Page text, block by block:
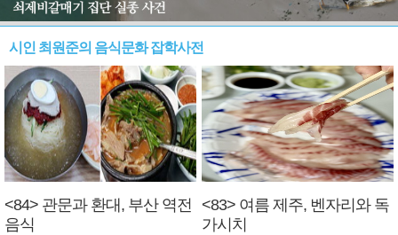
시인 최원준의 음식문화 잡학사전
<84> 관문과 환대, 부산 역전
음식
<83> 여름 제주, 벤자리와 독
가시치